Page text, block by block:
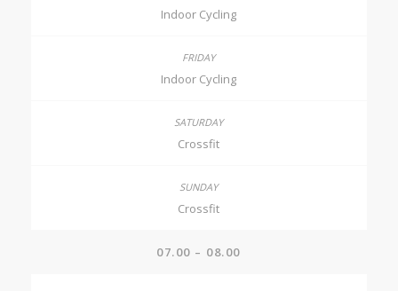
Indoor Cycling
Indoor Cycling
Crossfit
Crossfit
07.00 – 08.00